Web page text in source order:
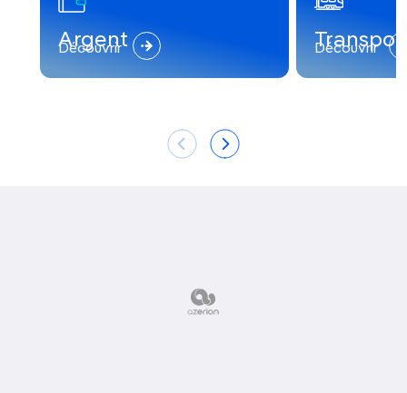
Argent
Découvrir Découvrir